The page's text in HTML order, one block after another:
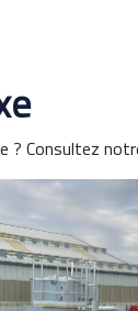
? Consultez